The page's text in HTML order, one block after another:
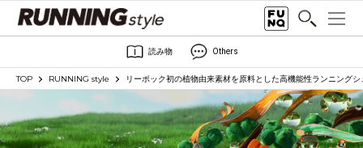
読み物 Others
TOP RUNNING style リーボック初の植物由来素材を原料とした高機能性ランニング